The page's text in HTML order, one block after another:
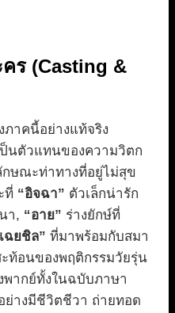
ร (Casting &
าคนี้อย่างแท้จริง
นตัวแทนของความวิตก
กษณะท่าทางที่อยู่ไม่สุข
ที่ “อิจฉา” ตัวเล็กน่ารัก
า, “อาย” ร่างยักษ์ที่
ฉยชิล” ที่มาพร้อมกับสมา
ท้อนของพฤติกรรมวัยรุ่น
พากย์ทั้งในฉบับภาษา
ย่างมีชีวิตชีวา ถ่ายทอด